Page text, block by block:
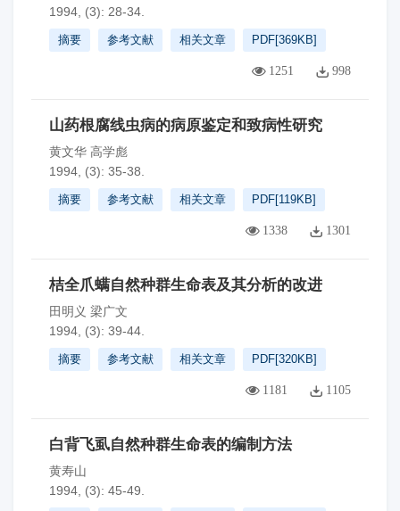
1994, (3): 28-34.
摘要 参考文献 相关文章 PDF[369KB]
1251 998
山药根腐线虫病的病原鉴定和致病性研究
黄文华 高学彪
1994, (3): 35-38.
摘要 参考文献 相关文章 PDF[119KB]
1338 1301
桔全爪螨自然种群生命表及其分析的改进
田明义 梁广文
1994, (3): 39-44.
摘要 参考文献 相关文章 PDF[320KB]
1181 1105
白背飞虱自然种群生命表的编制方法
黄寿山
1994, (3): 45-49.